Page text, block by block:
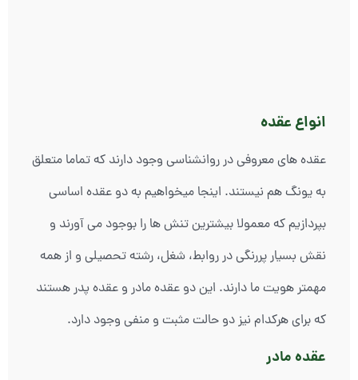
انواع عقده
عقده های معروفی در روانشناسی وجود دارند که تماما متعلق
به یونگ هم نیستند. اینجا میخواهیم به دو عقده اساسی
بپردازیم که معمولا بیشترین تنش ها را بوجود می آورند و
نقش بسیار پررنگی در روابط، شغل، رشته تحصیلی و از همه
مهمتر هویت ما دارند. این دو عقده مادر و عقده پدر هستند
که برای هرکدام نیز دو حالت مثبت و منفی وجود دارد.
عقده مادر